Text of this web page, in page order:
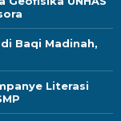
Baqi Madinah,
Literasi